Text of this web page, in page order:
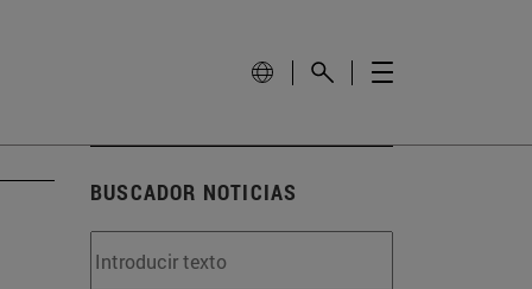
BUSCADOR NOTICIAS